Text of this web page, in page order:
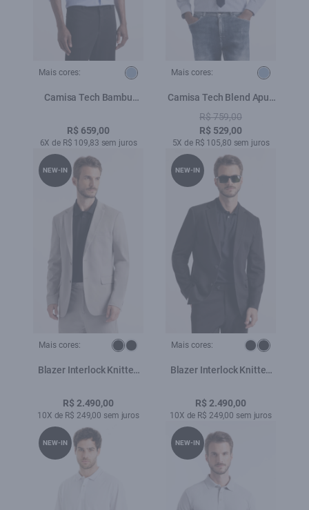
Mais cores:
Camisa Tech Bambu
R$ 659,00
6X de R$ 109,83 sem juros
Mais cores:
Camisa Tech Blend Apus
Azul Pervante
R$ 759,00
R$ 529,00
5X de R$ 105,80 sem juros
Mais cores:
Blazer Interlock Knitted
R$ 2.490,00
10X de R$ 249,00 sem juros
NEW-IN
Mais cores:
Blazer Interlock Knitted
R$ 2.490,00
10X de R$ 249,00 sem juros
NEW-IN
NEW-IN NEW-IN